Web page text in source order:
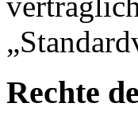
Rechte